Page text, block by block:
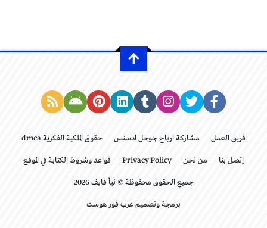
فريق العمل مشاركة ارباح جوجل ادسنس حقوق الملكية الفكرية dmca
إتصل بنا من نحن Privacy Policy قواعد وشروط الكتابة في الموقع
جميع الحقوق محفوظة © نبأ فايف 2026
برمجة وتصميم عرب فور هوست